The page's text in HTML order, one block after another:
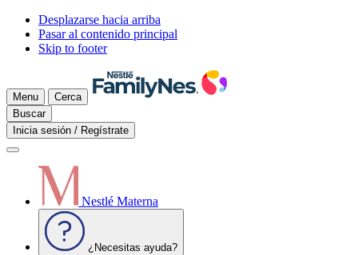
Desplazarse hacia arriba
Pasar al contenido principal
Skip to footer
Menu
Cerca
Buscar
Inicia sesión / Regístrate
Nestlé Materna
¿Necesitas ayuda?